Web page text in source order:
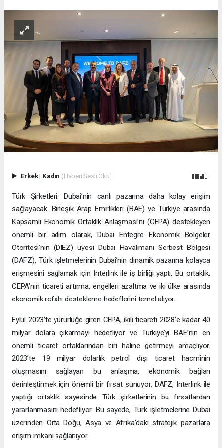
Erkek| Kadın (Haberi Sesli Oku)
Türk Şirketleri, Dubai’nin canlı pazarına daha kolay erişim
sağlayacak. Birleşik Arap Emirlikleri (BAE) ve Türkiye arasında
Kapsamlı Ekonomik Ortaklık Anlaşması’nı (CEPA) destekleyen
önemli bir adım olarak, Dubai Entegre Ekonomik Bölgeler
Otoritesi’nin (DIEZ) üyesi Dubai Havalimanı Serbest Bölgesi
(DAFZ), Türk işletmelerinin Dubai’nin dinamik pazarına kolayca
erişmesini sağlamak için Interlink ile iş birliği yaptı. Bu ortaklık,
CEPA’nın ticareti artırma, engelleri azaltma ve iki ülke arasında
ekonomik refahı destekleme hedeflerini temel alıyor.
Eylül 2023’te yürürlüğe giren CEPA, ikili ticareti 2028’e kadar 40
milyar dolara çıkarmayı hedefliyor ve Türkiye’yi BAE’nin en
önemli ticaret ortaklarından biri haline getirmeyi amaçlıyor.
2023’te 19 milyar dolarlık petrol dışı ticaret hacminin
oluşmasını sağlayan bu anlaşma, ekonomik bağları
derinleştirmek için önemli bir fırsat sunuyor. DAFZ, Interlink ile
yaptığı ortaklık sayesinde Türk şirketlerinin bu fırsatlardan
yararlanmasını hedefliyor. Bu sayede, Türk işletmelerine Dubai
üzerinden Orta Doğu, Asya ve Afrika’daki stratejik pazarlara
erişim imkanı sağlanıyor.